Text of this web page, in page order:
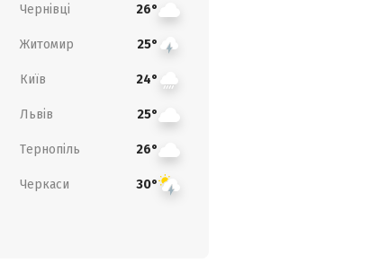
Чернівці 26°
Житомир 25°
Київ 24°
Львів 25°
Тернопіль 26°
Черкаси 30°